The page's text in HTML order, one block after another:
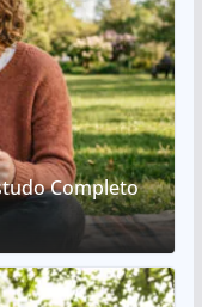
Completo